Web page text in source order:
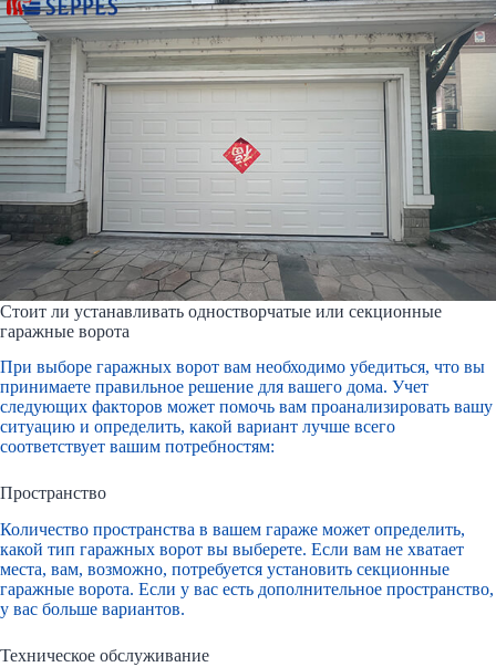
Стоит ли устанавливать одностворчатые или секционные
гаражные ворота
При выборе гаражных ворот вам необходимо убедиться, что вы
принимаете правильное решение для вашего дома. Учет
следующих факторов может помочь вам проанализировать вашу
ситуацию и определить, какой вариант лучше всего
соответствует вашим потребностям:
Пространство
Количество пространства в вашем гараже может определить,
какой тип гаражных ворот вы выберете. Если вам не хватает
места, вам, возможно, потребуется установить секционные
гаражные ворота. Если у вас есть дополнительное пространство,
у вас больше вариантов.
Техническое обслуживание